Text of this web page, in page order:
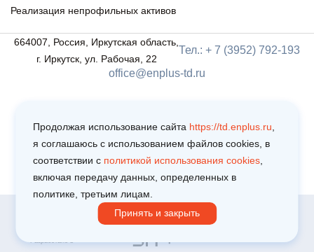
Реализация непрофильных активов
664007, Россия, Иркутская область,
г. Иркутск, ул. Рабочая, 22
Тел.: + 7 (3952) 792-193
office@enplus-td.ru
Политика обработки персональных данных Пользовательское соглашение
Разработано в
Продолжая использование сайта https://td.enplus.ru
я соглашаюсь c использованием файлов cookies, в
соответствии c политикой использования cookies
включая передачу данных, определенных в
политике, третьим лицам.
Принять и закрыть